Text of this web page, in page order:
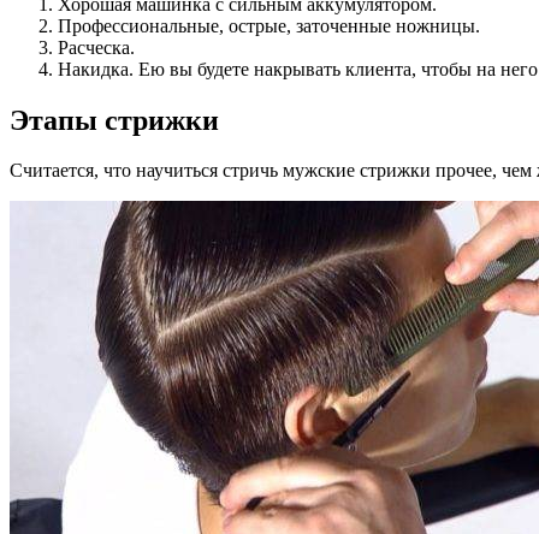
Профессиональные, острые, заточенные ножницы.
Расческа.
Накидка. Ею вы будете накрывать клиента, чтобы на
Этапы стрижки
Считается, что научиться стричь мужские стрижки прочее,